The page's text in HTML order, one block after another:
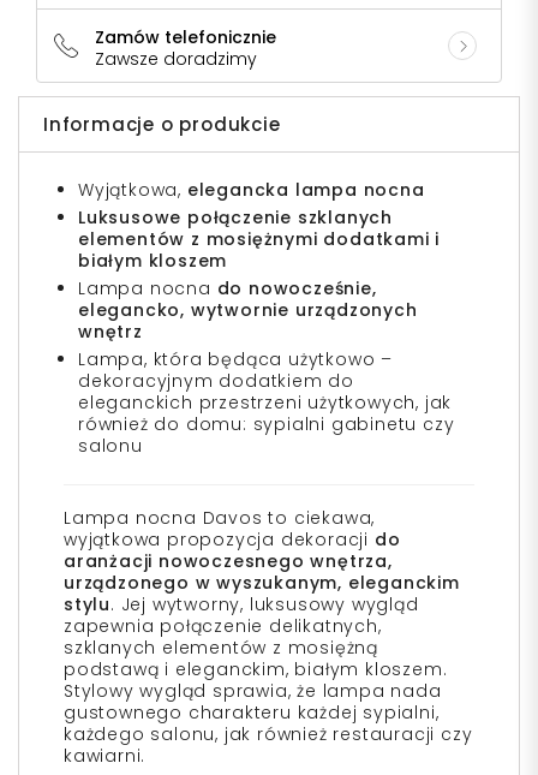
Zamów telefonicznie
Zawsze doradzimy
Informacje o produkcie
Wyjątkowa, elegancka lampa nocna
Luksusowe połączenie szklanych
elementów z mosiężnymi dodatkami i
białym kloszem
Lampa nocna do nowocześnie,
elegancko, wytwornie urządzonych
wnętrz
Lampa, która będąca użytkowo –
dekoracyjnym dodatkiem do
eleganckich przestrzeni użytkowych, jak
również do domu: sypialni gabinetu czy
salonu
Lampa nocna Davos to ciekawa,
wyjątkowa propozycja dekoracji do
aranżacji nowoczesnego wnętrza,
urządzonego w wyszukanym, eleganckim
stylu. Jej wytworny, luksusowy wygląd
zapewnia połączenie delikatnych,
szklanych elementów z mosiężną
podstawą i eleganckim, białym kloszem.
Stylowy wygląd sprawia, że lampa nada
gustownego charakteru każdej sypialni,
każdego salonu, jak również restauracji czy
kawiarni.